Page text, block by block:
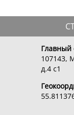
Главный
107143,
д.4 с1